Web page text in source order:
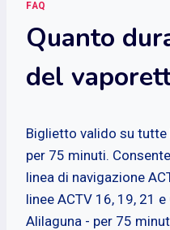
FAQ
Quanto
del
Biglietto valido su tutte
per 75 minuti.
linea di navigazione
linee ACTV 16, 19, 21
Alilaguna - per 75